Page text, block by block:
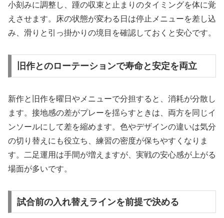
小刻みに調整し、踵の収束と止まりのタイミングを体に覚
えさせます。床の状態が変わる日は停止メニューを差し込
み、滑りと引っ掛かりの境目を確認しておくと安心です。
旧作とのローテーションで寿命と安定を両立
新作と旧作を曜日やメニューで分担すると、消耗が分散し
ます。接地感の差がプレーを揺らすときは、両方を同じイ
ンソールにして差を縮めます。色やデザインの違いは気分
の切り替えにも役立ち、練習の密度が保ちやすくなりま
す。二足運用は手間が増えますが、実戦の安心感が上がる
場面が多いです。
試合前の入れ替えラインを前提で決める